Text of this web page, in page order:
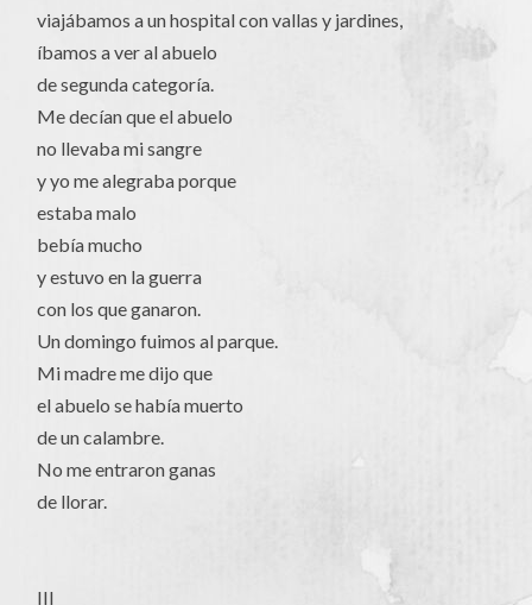
viajábamos a un hospital con vallas y jardines,
íbamos a ver al abuelo
de segunda categoría.
Me decían que el abuelo
no llevaba mi sangre
y yo me alegraba porque
estaba malo
bebía mucho
y estuvo en la guerra
con los que ganaron.
Un domingo fuimos al parque.
Mi madre me dijo que
el abuelo se había muerto
de un calambre.
No me entraron ganas
de llorar.
III